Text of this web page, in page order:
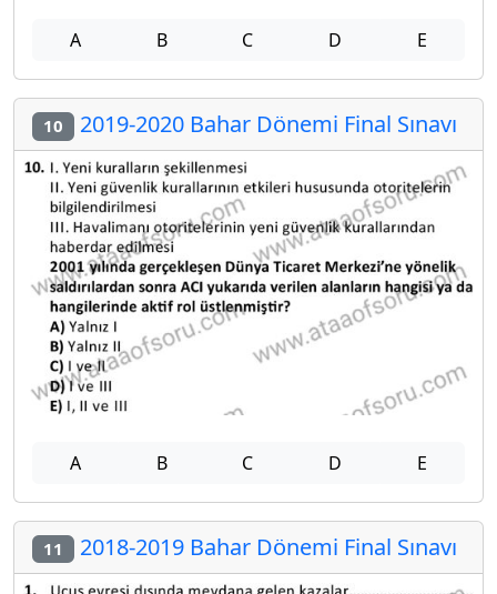
A B C D E
10 2019-2020 Bahar Dönemi Final Sınavı
A B C D E
11 2018-2019 Bahar Dönemi Final Sınavı